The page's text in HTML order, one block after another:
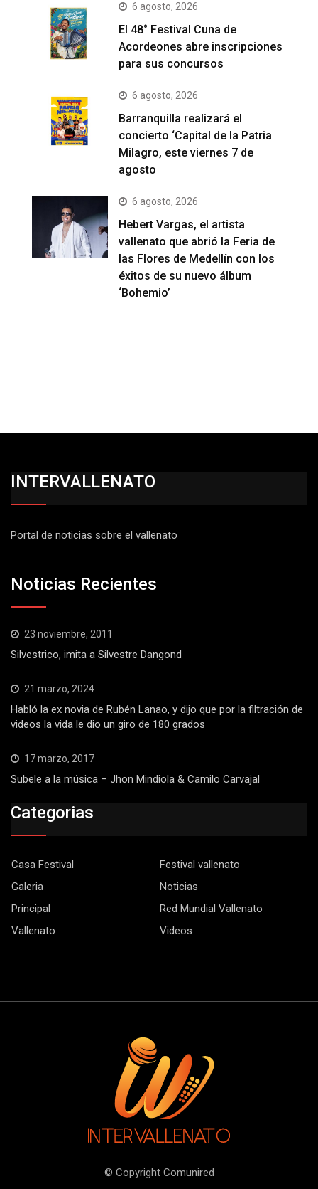
6 agosto, 2026
El 48° Festival Cuna de
Acordeones abre inscripciones
para sus concursos
6 agosto, 2026
Barranquilla realizará el
concierto ‘Capital de la Patria
Milagro, este viernes 7 de
agosto
6 agosto, 2026
Hebert Vargas, el artista
vallenato que abrió la Feria de
las Flores de Medellín con los
éxitos de su nuevo álbum
‘Bohemio’
INTERVALLENATO
Portal de noticias sobre el vallenato
Noticias Recientes
23 noviembre, 2011
Silvestrico, imita a Silvestre Dangond
21 marzo, 2024
Habló la ex novia de Rubén Lanao, y dijo que por la filtración de
videos la vida le dio un giro de 180 grados
17 marzo, 2017
Subele a la música – Jhon Mindiola & Camilo Carvajal
Categorias
Casa Festival
Festival vallenato
Galeria
Noticias
Principal
Red Mundial Vallenato
Vallenato
Videos
© Copyright Comunired